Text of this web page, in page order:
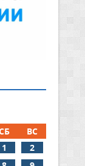
ВС
1
2